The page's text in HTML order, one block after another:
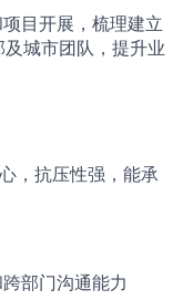
目开展，梳理建立
城市团队，提升业
，抗压性强，能承
部门沟通能力